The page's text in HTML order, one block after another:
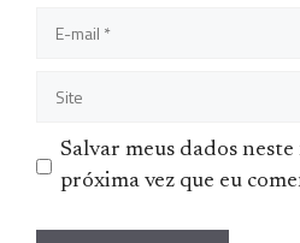
mail
Salvar meus dados
próxima vez que eu